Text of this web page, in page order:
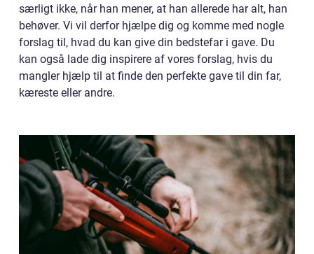
særligt ikke, når han mener, at han allerede har alt, han
behøver. Vi vil derfor hjælpe dig og komme med nogle
forslag til, hvad du kan give din bedstefar i gave. Du
kan også lade dig inspirere af vores forslag, hvis du
mangler hjælp til at finde den perfekte gave til din far,
kæreste eller andre.